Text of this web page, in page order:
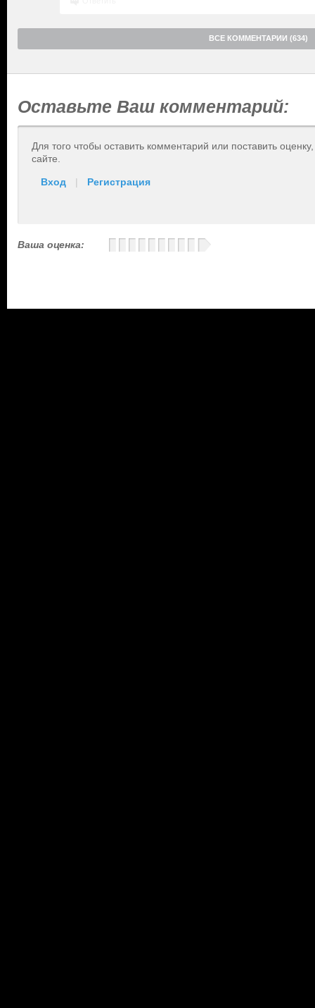
ВСЕ КОММЕНТАРИИ (634)
Оставьте Ваш комментарий:
Для того чтобы оставить комментарий или поставить
сайте.
Вход | Регистрация
Ваша оценка: